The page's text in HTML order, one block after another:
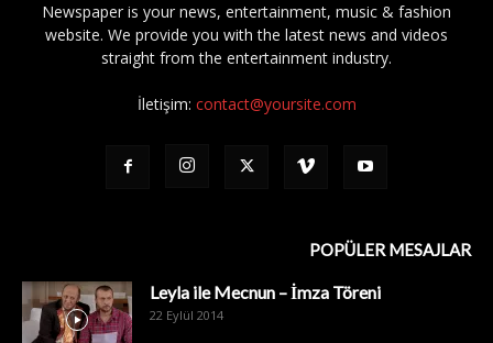
Newspaper is your news, entertainment, music & fashion
website. We provide you with the latest news and videos
straight from the entertainment industry.
İletişim: contact@yoursite.com
POPÜLER MESAJLAR
Leyla ile Mecnun – İmza Töreni
22 Eylül 2014